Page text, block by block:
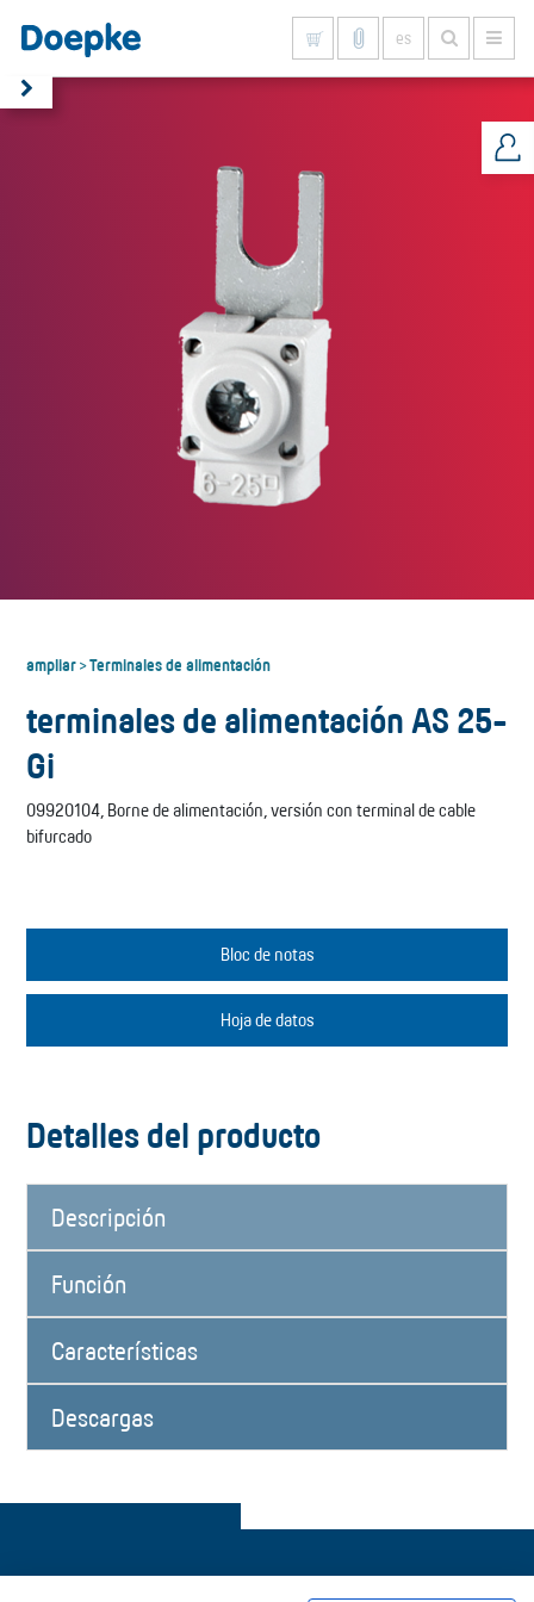
es
ampliar>Terminales de alimentación
terminales de alimentación AS 25-
Gi
09920104, Borne de alimentación, versión con terminal de cable
bifurcado
Bloc de notas
Hoja de datos
Detalles del producto
Descripción
Función
Características
Descargas